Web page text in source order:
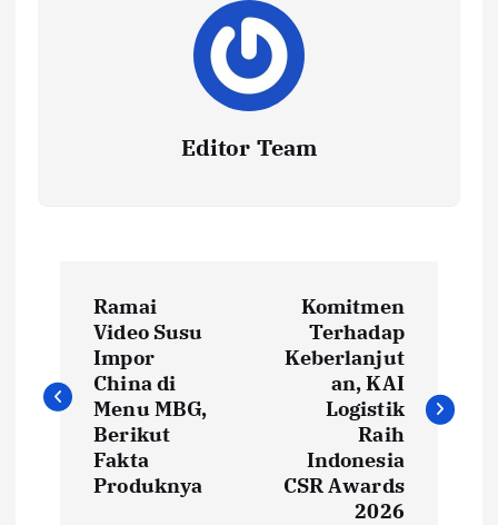
Editor Team
s
Ramai
Video Susu
Impor
China di
Menu MBG,
Berikut
Fakta
Produknya
Komitmen
Terhadap
Keberlanjut
an, KAI
Logistik
Raih
Indonesia
CSR Awards
2026